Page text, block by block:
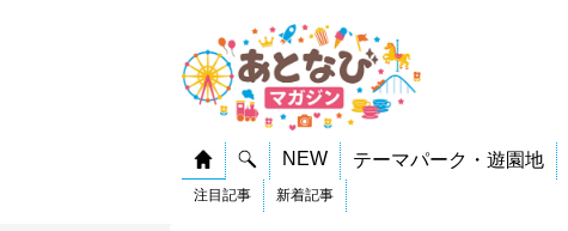
NEW テーマパーク・遊園地
注目記事 新着記事